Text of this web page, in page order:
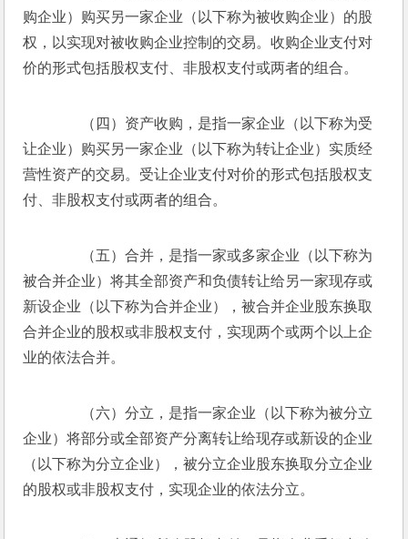
购企业）购买另一家企业（以下称为被收购企业）的股
权，以实现对被收购企业控制的交易。收购企业支付对
价的形式包括股权支付、非股权支付或两者的组合。
（四）资产收购，是指一家企业（以下称为受
让企业）购买另一家企业（以下称为转让企业）实质经
营性资产的交易。受让企业支付对价的形式包括股权支
付、非股权支付或两者的组合。
（五）合并，是指一家或多家企业（以下称为
被合并企业）将其全部资产和负债转让给另一家现存或
新设企业（以下称为合并企业），被合并企业股东换取
合并企业的股权或非股权支付，实现两个或两个以上企
业的依法合并。
（六）分立，是指一家企业（以下称为被分立
企业）将部分或全部资产分离转让给现存或新设的企业
（以下称为分立企业），被分立企业股东换取分立企业
的股权或非股权支付，实现企业的依法分立。